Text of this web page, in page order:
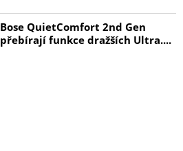
Bose QuietComfort 2nd Gen
přebírají funkce dražších Ultra....